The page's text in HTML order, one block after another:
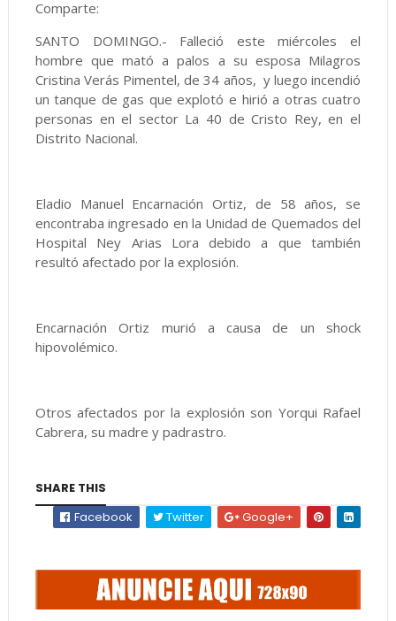
Comparte:
SANTO DOMINGO.- Falleció este miércoles el
hombre que mató a palos a su esposa Milagros
Cristina Verás Pimentel, de 34 años, y luego incendió
un tanque de gas que explotó e hirió a otras cuatro
personas en el sector La 40 de Cristo Rey, en el
Distrito Nacional.
Eladio Manuel Encarnación Ortiz, de 58 años, se
encontraba ingresado en la Unidad de Quemados del
Hospital Ney Arias Lora debido a que también
resultó afectado por la explosión.
Encarnación Ortiz murió a causa de un shock
hipovolémico.
Otros afectados por la explosión son Yorqui Rafael
Cabrera, su madre y padrastro.
SHARE THIS
Facebook
Twitter Google+